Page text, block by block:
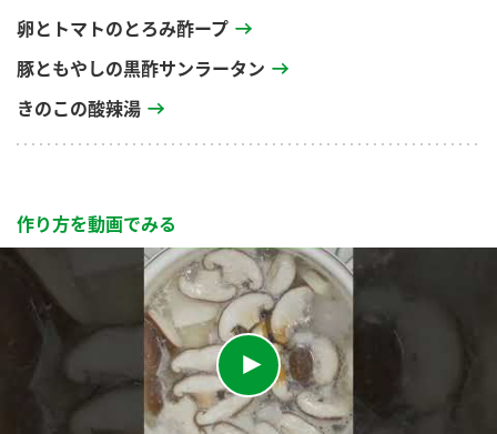
卵とトマトのとろみ酢ープ
豚ともやしの黒酢サンラータン
きのこの酸辣湯
作り方を動画でみる